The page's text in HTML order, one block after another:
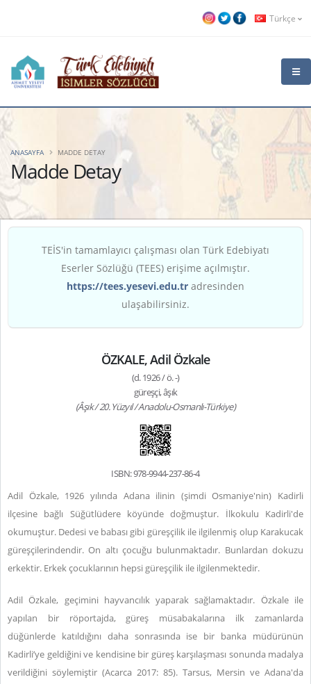
Türkçe
Madde Detay
ANASAYFA MADDE DETAY
TEİS'in tamamlayıcı çalışması olan Türk Edebiyatı
Eserler Sözlüğü (TEES) erişime açılmıştır.
https://tees.yesevi.edu.tr adresinden
ulaşabilirsiniz.
ÖZKALE, Adil Özkale
(d. 1926 / ö. -)
güreşçi, âşık
(Âşık / 20. Yüzyıl / Anadolu-Osmanlı-Türkiye)
ISBN: 978-9944-237-86-4
Adil Özkale, 1926 yılında Adana ilinin (şimdi Osmaniye'nin) Kadirli
ilçesine bağlı Süğütlüdere köyünde doğmuştur. İlkokulu Kadirli'de
okumuştur. Dedesi ve babası gibi güreşçilik ile ilgilenmiş olup Karakucak
güreşçilerindendir. On altı çocuğu bulunmaktadır. Bunlardan dokuzu
erkektir. Erkek çocuklarının hepsi güreşçilik ile ilgilenmektedir.
Adil Özkale, geçimini hayvancılık yaparak sağlamaktadır. Özkale ile
yapılan bir röportajda, güreş müsabakalarına ilk zamanlarda
düğünlerde katıldığını daha sonrasında ise bir banka müdürünün
Kadirli’ye geldiğini ve kendisine bir güreş karşılaşması sonunda madalya
verildiğini söylemiştir (Acarca 2017: 85). Tarsus, Mersin ve Adana'da